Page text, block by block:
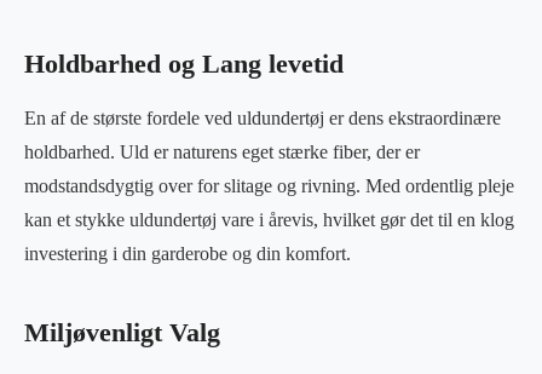
Holdbarhed og Lang levetid
En af de største fordele ved uldundertøj er dens ekstraordinære
holdbarhed. Uld er naturens eget stærke fiber, der er
modstandsdygtig over for slitage og rivning. Med ordentlig pleje
kan et stykke uldundertøj vare i årevis, hvilket gør det til en klog
investering i din garderobe og din komfort.
Miljøvenligt Valg